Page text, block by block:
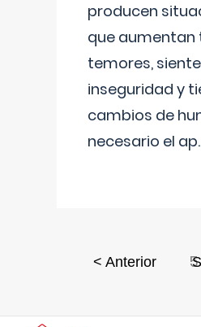
producen
que aumentan
temores,
inseguridad y
cambios de
necesario el ap
< Anterior 5